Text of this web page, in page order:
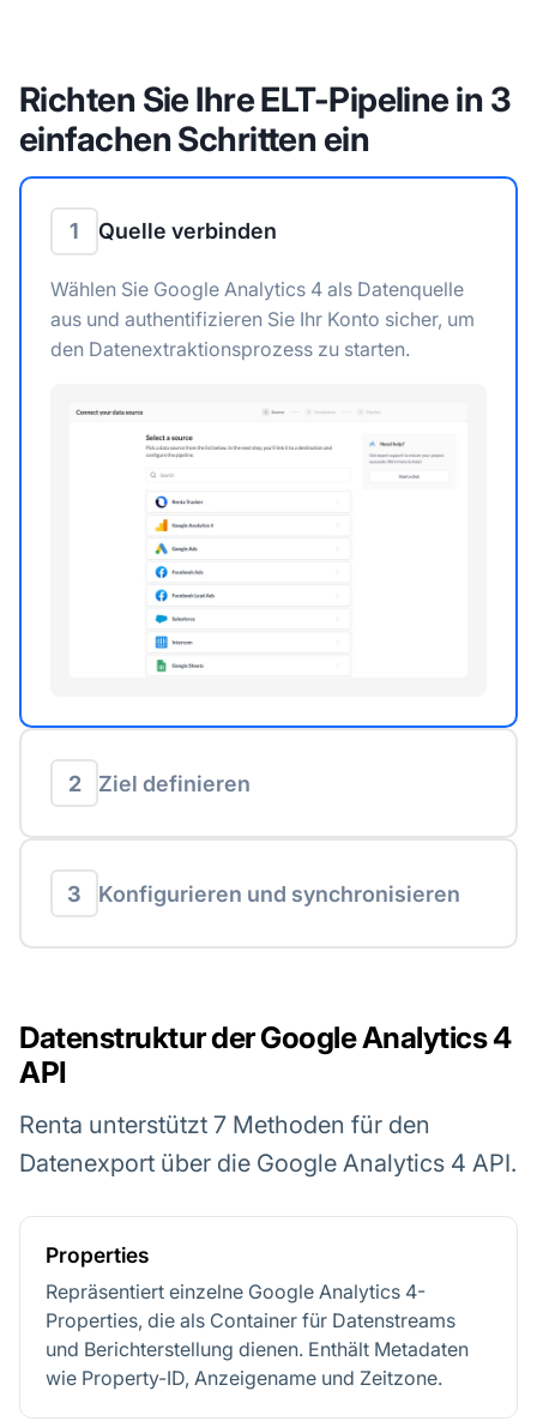
Richten Sie Ihre ELT-Pipeline in 3
einfachen Schritten ein
1 Quelle verbinden
Wählen Sie Google Analytics 4 als Datenquelle
aus und authentifizieren Sie Ihr Konto sicher, um
den Datenextraktionsprozess zu starten.
2 Ziel definieren
3 Konfigurieren und synchronisieren
Datenstruktur der Google Analytics 4
API
Renta unterstützt 7 Methoden für den
Datenexport über die Google Analytics 4 API.
Properties
Repräsentiert einzelne Google Analytics 4-
Properties, die als Container für Datenstreams
und Berichterstellung dienen. Enthält Metadaten
wie Property-ID, Anzeigename und Zeitzone.